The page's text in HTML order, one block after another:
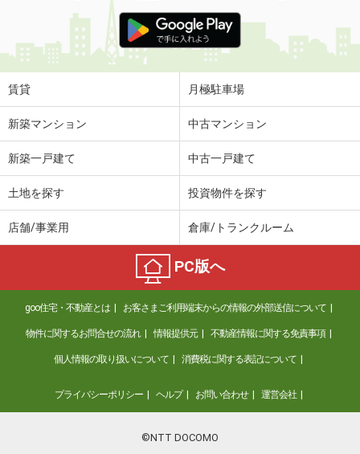
賃貸 月極駐車場
新築マンション 中古マンション
新築一戸建て 中古一戸建て
土地を探す 投資物件を探す
店舗/事業用 倉庫/トランクルーム
PC版へ
goo住宅・不動産とは お客さまご利用端末からの情報の外部送信について
物件に関するお問合せの流れ 情報提供元 不動産情報に関する免責事項
個人情報の取り扱いについて 消費税に関する表記について
プライバシーポリシー ヘルプ お問い合わせ 運営会社
©NTT DOCOMO